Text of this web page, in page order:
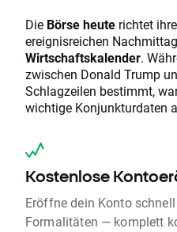
Die Börse heute richtet
ereignisreichen
Wirtschaftskalender.
zwischen Donald Trump
Schlagzeilen bestimmt,
wichtige Konjunkturdaten
Kostenlose
Eröffne dein Konto
Formalitäten — komplett